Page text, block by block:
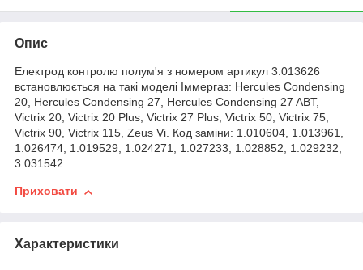
Опис
Електрод контролю полум'я з номером артикул 3.013626
встановлюється на такі моделі Іммергаз: Hercules Condensing
20, Hercules Condensing 27, Hercules Condensing 27 ABT,
Victrix 20, Victrix 20 Plus, Victrix 27 Plus, Victrix 50, Victrix 75,
Victrix 90, Victrix 115, Zeus Vi. Код заміни: 1.010604, 1.013961,
1.026474, 1.019529, 1.024271, 1.027233, 1.028852, 1.029232,
3.031542
Приховати
Характеристики